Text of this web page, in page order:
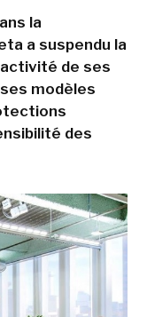
la
a suspendu la
de ses
modèles
des